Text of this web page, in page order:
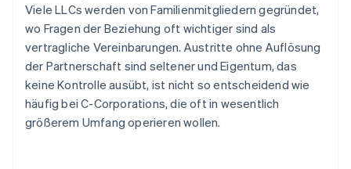
Viele LLCs werden von Familienmitgliedern gegründet,
wo Fragen der Beziehung oft wichtiger sind als
vertragliche Vereinbarungen. Austritte ohne Auflösung
der Partnerschaft sind seltener und Eigentum, das
keine Kontrolle ausübt, ist nicht so entscheidend wie
häufig bei C-Corporations, die oft in wesentlich
größerem Umfang operieren wollen.